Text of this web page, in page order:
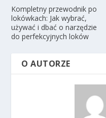
Kompletny przewodnik po
lokówkach: Jak wybrać,
używać i dbać o narzędzie
do perfekcyjnych loków
O AUTORZE